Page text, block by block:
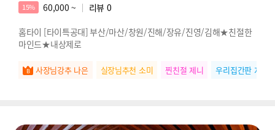
15% 60,000 ~ 리뷰 0
홈타이 [타이특공대] 부산/마산/창원/진해/장유/진영/김해★친절한
마인드★내상제로
사장님강추 나은 실장님추천 소미 찐친절 제니 우리집간판 지나